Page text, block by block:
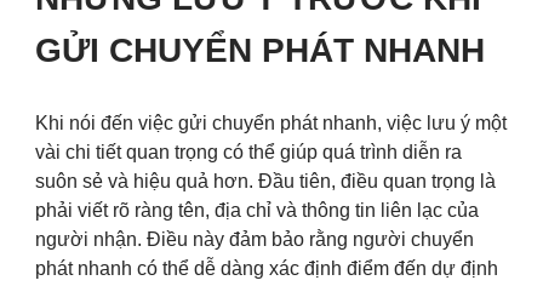
GỬI CHUYỂN PHÁT NHANH
Khi nói đến việc gửi chuyển phát nhanh, việc lưu ý một
vài chi tiết quan trọng có thể giúp quá trình diễn ra
suôn sẻ và hiệu quả hơn. Đầu tiên, điều quan trọng là
phải viết rõ ràng tên, địa chỉ và thông tin liên lạc của
người nhận. Điều này đảm bảo rằng người chuyển
phát nhanh có thể dễ dàng xác định điểm đến dự định